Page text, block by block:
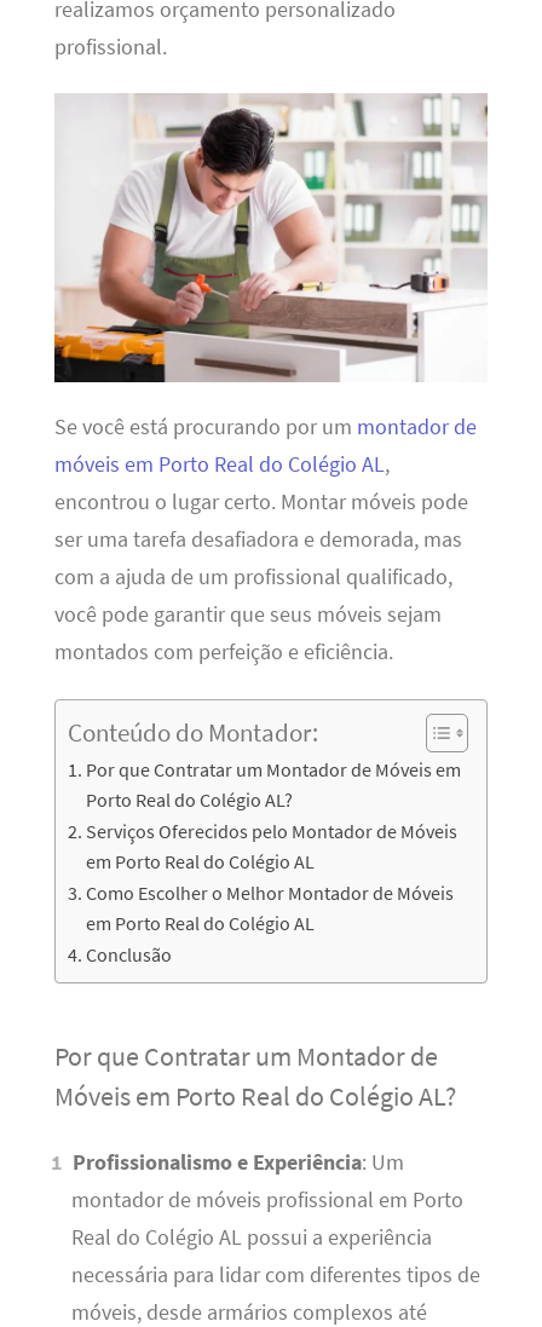
realizamos orçamento personalizado
profissional.
Se você está procurando por um montador de
móveis em Porto Real do Colégio AL,
encontrou o lugar certo. Montar móveis pode
ser uma tarefa desafiadora e demorada, mas
com a ajuda de um profissional qualificado,
você pode garantir que seus móveis sejam
montados com perfeição e eficiência.
Conteúdo do Montador:
Por que Contratar um Montador de Móveis em
Porto Real do Colégio AL?
Serviços Oferecidos pelo Montador de Móveis
em Porto Real do Colégio AL
Como Escolher o Melhor Montador de Móveis
em Porto Real do Colégio AL
Conclusão
Por que Contratar um Montador de
Móveis em Porto Real do Colégio AL?
Profissionalismo e Experiência: Um
montador de móveis profissional em Porto
Real do Colégio AL possui a experiência
necessária para lidar com diferentes tipos de
móveis, desde armários complexos até